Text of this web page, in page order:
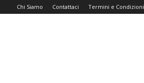
Chi Siamo Contattaci Termini e